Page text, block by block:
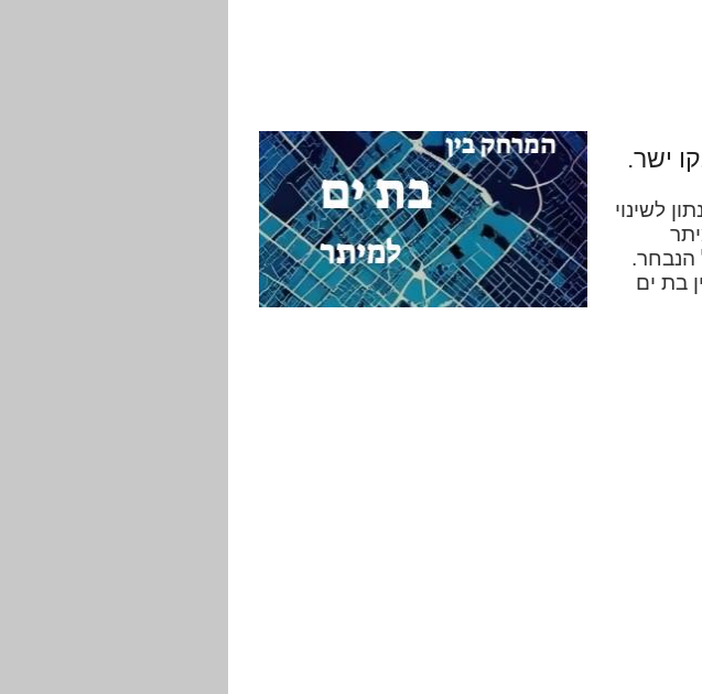
קילומטר והוא נתון לשינוי
הנבחר.
בת ים